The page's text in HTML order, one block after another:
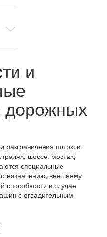
и
дорожных
разграничения потоков
шоссе, мостах,
специальные
назначению, внешнему
в случае
с оградительным